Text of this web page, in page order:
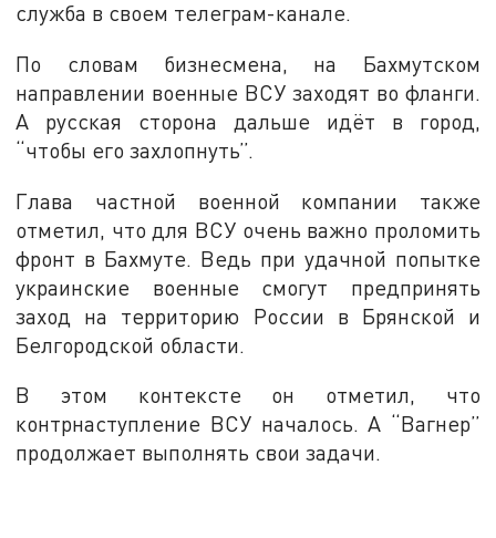
служба в своем телеграм-канале.
По словам бизнесмена, на Бахмутском
направлении военные ВСУ заходят во фланги.
А русская сторона дальше идёт в город,
“чтобы его захлопнуть”.
Глава частной военной компании также
отметил, что для ВСУ очень важно проломить
фронт в Бахмуте. Ведь при удачной попытке
украинские военные смогут предпринять
заход на территорию России в Брянской и
Белгородской области.
В этом контексте он отметил, что
контрнаступление ВСУ началось. А “Вагнер”
продолжает выполнять свои задачи.